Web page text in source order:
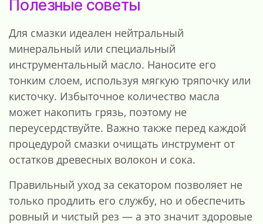
Полезные советы
Для смазки идеален нейтральный
минеральный или специальный
инструментальный масло. Наносите его
тонким слоем, используя мягкую тряпочку или
кисточку. Избыточное количество масла
может накопить грязь, поэтому не
переусердствуйте. Важно также перед каждой
процедурой смазки очищать инструмент от
остатков древесных волокон и сока.
Правильный уход за секатором позволяет не
только продлить его службу, но и обеспечить
ровный и чистый рез — а это значит здоровые